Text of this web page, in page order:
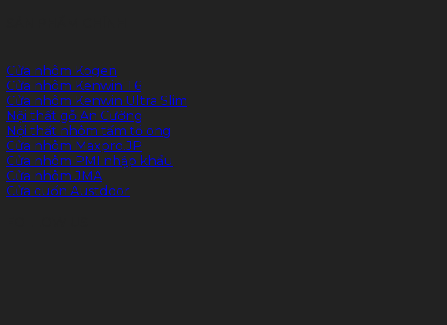
Cửa nhôm Kogen
Cửa nhôm Kenwin T6
Cửa nhôm Kenwin Ultra Slim
Nội thất gỗ An Cường
Nội thất nhôm tấm tổ ong
Cửa nhôm Maxpro.JP
Cửa nhôm PMI nhập khẩu
Cửa nhôm JMA
Cửa cuốn Austdoor